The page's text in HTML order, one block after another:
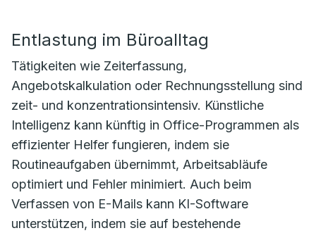
Entlastung im Büroalltag
Tätigkeiten wie Zeiterfassung,
Angebotskalkulation oder Rechnungsstellung sind
zeit- und konzentrationsintensiv. Künstliche
Intelligenz kann künftig in Office-Programmen als
effizienter Helfer fungieren, indem sie
Routineaufgaben übernimmt, Arbeitsabläufe
optimiert und Fehler minimiert. Auch beim
Verfassen von E-Mails kann KI-Software
unterstützen, indem sie auf bestehende